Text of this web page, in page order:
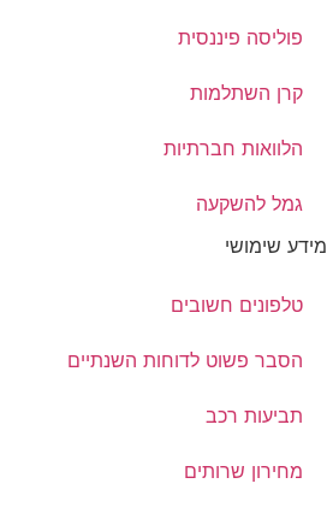
פוליסה פיננסית
קרן השתלמות
הלוואות חברתיות
גמל להשקעה
מידע שימושי
טלפונים חשובים
הסבר פשוט לדוחות השנתיים
תביעות רכב
מחירון שרותים